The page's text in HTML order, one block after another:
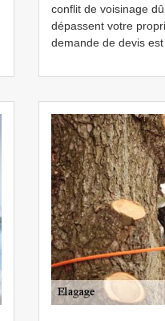
conflit de voisinage
dépassent votre
demande de devis est